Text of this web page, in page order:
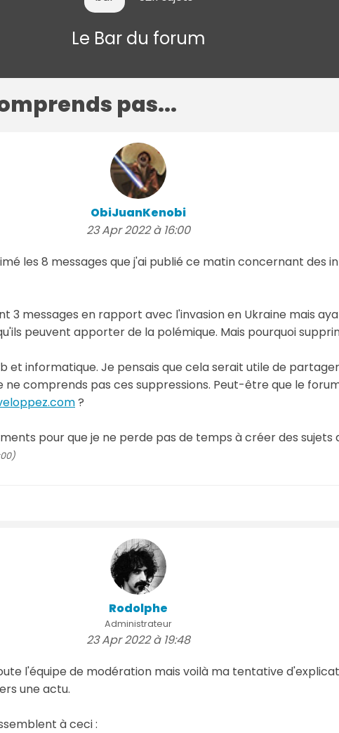
Le Bar du forum
pas...
ObiJuanKenobi
23 Apr 2022 à 16:00
les 8 messages que j'ai publié ce matin concernant des
3 messages en rapport avec l'invasion en Ukraine mais
peuvent apporter de la polémique. Mais pourquoi
et informatique. Je pensais que cela serait utile de
ne comprends pas ces suppressions. Peut-être que le
?
pour que je ne perde pas de temps à créer des sujets
Rodolphe
Administrateur
23 Apr 2022 à 19:48
l'équipe de modération mais voilà ma tentative
une actu.
à ceci :